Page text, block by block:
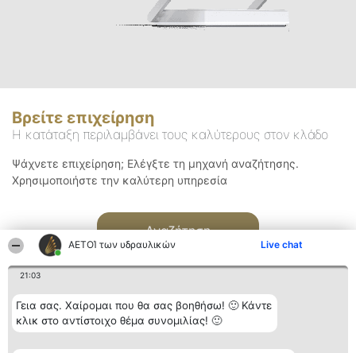
ΑΕΤΟΊ των υδραυλικών Live chat
21:03
Γεια σας. Χαίρομαι που θα σας βοηθήσω! 🙂 Κάντε
κλικ στο αντίστοιχο θέμα συνομιλίας! 🙂
Βρείτε επιχείρηση
Η κατάταξη περιλαμβάνει τους καλύτερους στον κλάδο
Ψάχνετε επιχείρηση; Ελέγξτε τη μηχανή αναζήτησης.
Χρησιμοποιήστε την καλύτερη υπηρεσία
Αναζήτηση
Διοργανωτής της
Κατάταξη Επικοινωνία